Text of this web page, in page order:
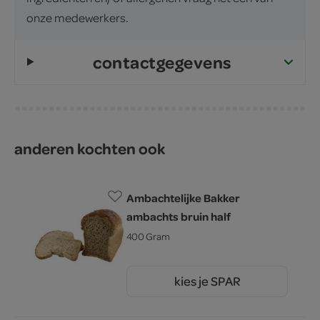
onze medewerkers.
contactgegevens
anderen kochten ook
Ambachtelijke Bakker
ambachts bruin half
400 Gram
kies je SPAR